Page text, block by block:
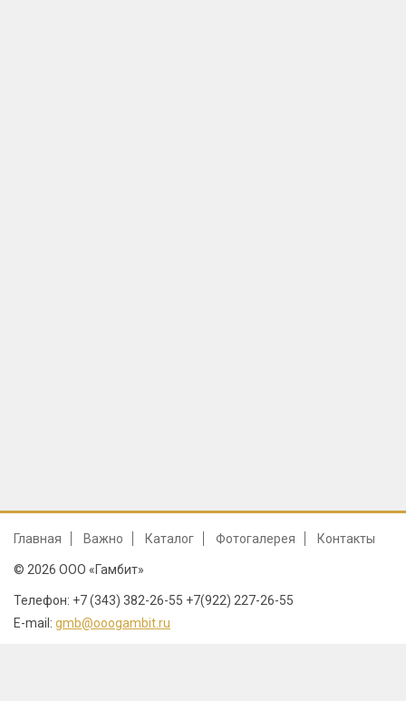
Главная Важно Каталог Фотогалерея Контакты
© 2026 ООО «Гамбит»
Телефон: +7 (343) 382-26-55 +7(922) 227-26-55
E-mail: gmb@ooogambit.ru